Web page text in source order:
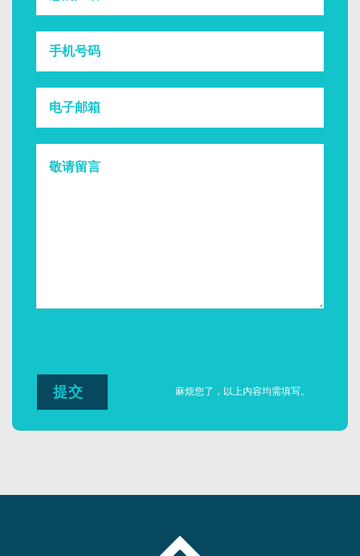
麻烦您了，以上内容均需填写。